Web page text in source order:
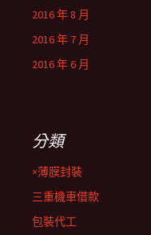
2016 年 8 月
2016 年 7 月
2016 年 6 月
分類
×薄膜封裝
三重機車借款
包裝代工